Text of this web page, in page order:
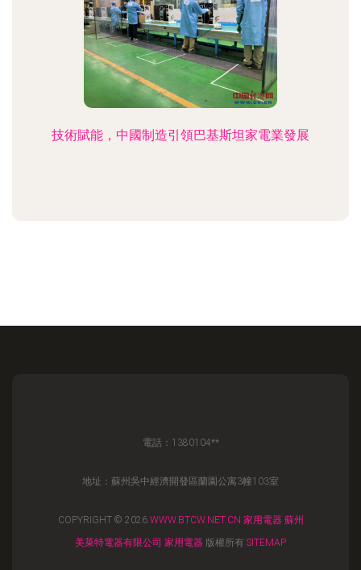
技術賦能，中國制造引領巴基斯坦家電業發展
電話：1380104**
地址：蘇州吳中經濟開發區蘭園公寓3幢103室
COPYRIGHT © 2026 WWW.BTCW.NET.CN 家用電器 蘇州
美萊特電器有限公司 家用電器 版權所有 SITEMAP